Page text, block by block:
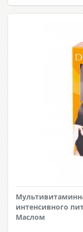
интенсивного
Маслом